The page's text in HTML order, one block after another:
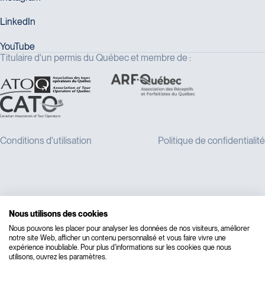
Titulaire d'un permis du Québec et membre de :
Nous utilisons des cookies
Nous pouvons les placer pour analyser les données de nos visiteurs, améliorer
notre site Web, afficher un contenu personnalisé et vous faire vivre une
expérience inoubliable. Pour plus d'informations sur les cookies que nous
utilisons, ouvrez les paramètres.